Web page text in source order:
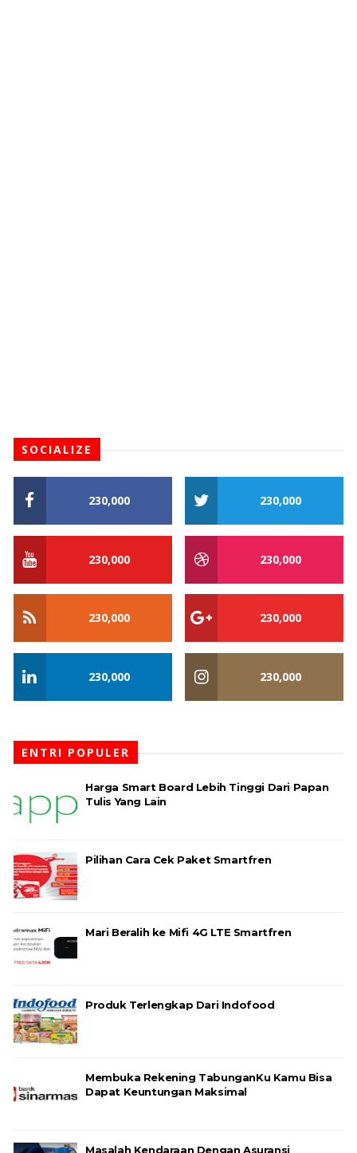
SOCIALIZE
230,000 230,000
230,000 230,000
230,000 230,000
230,000 230,000
ENTRI POPULER
Harga Smart Board Lebih Tinggi Dari Papan
Tulis Yang Lain
Pilihan Cara Cek Paket Smartfren
Mari Beralih ke Mifi 4G LTE Smartfren
Produk Terlengkap Dari Indofood
Membuka Rekening TabunganKu Kamu Bisa
Dapat Keuntungan Maksimal
Masalah Kendaraan Dengan Asuransi